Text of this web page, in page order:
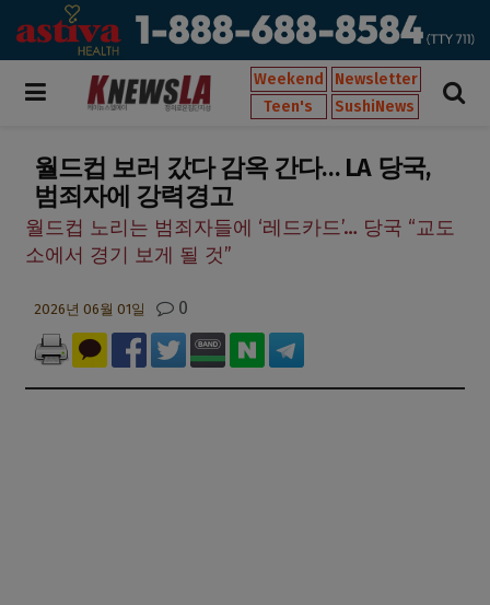
Weekend
Newsletter
Teen's
SushiNews
월드컵 보러 갔다 감옥 간다… LA 당국,
범죄자에 강력경고
월드컵 노리는 범죄자들에 ‘레드카드’… 당국 “교도
소에서 경기 보게 될 것”
2026년 06월 01일 0